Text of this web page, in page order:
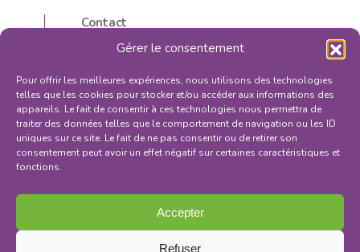
Gérer le consentement
Pour offrir les meilleures expériences, nous utilisons des technologies
telles que les cookies pour stocker et/ou accéder aux informations des
appareils. Le fait de consentir à ces technologies nous permettra de
traiter des données telles que le comportement de navigation ou les ID
uniques sur ce site. Le fait de ne pas consentir ou de retirer son
consentement peut avoir un effet négatif sur certaines caractéristiques et
fonctions.
Accepter
Refuser
Contact
5, rue d’Isly
87000 Limoges, France
05 55 32 59 16
contactilfg@orange.fr
Politique de confidentialité